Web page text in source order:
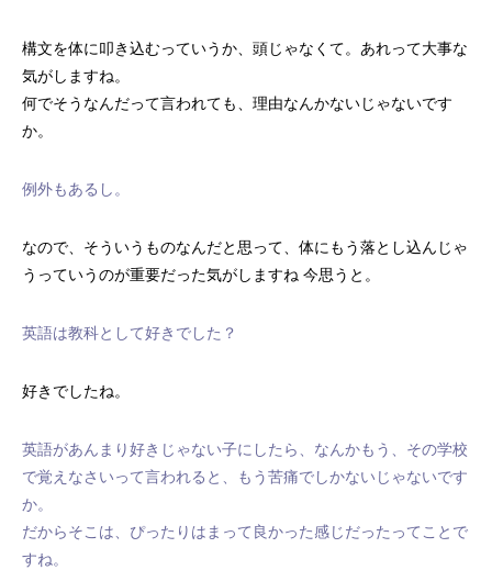
構文を体に叩き込むっていうか、頭じゃなくて。あれって大事な
気がしますね。
何でそうなんだって言われても、理由なんかないじゃないです
か。
例外もあるし。
なので、そういうものなんだと思って、体にもう落とし込んじゃ
うっていうのが重要だった気がしますね 今思うと。
英語は教科として好きでした？
好きでしたね。
英語があんまり好きじゃない子にしたら、なんかもう、その学校
で覚えなさいって言われると、もう苦痛でしかないじゃないです
か。
だからそこは、ぴったりはまって良かった感じだったってことで
すね。